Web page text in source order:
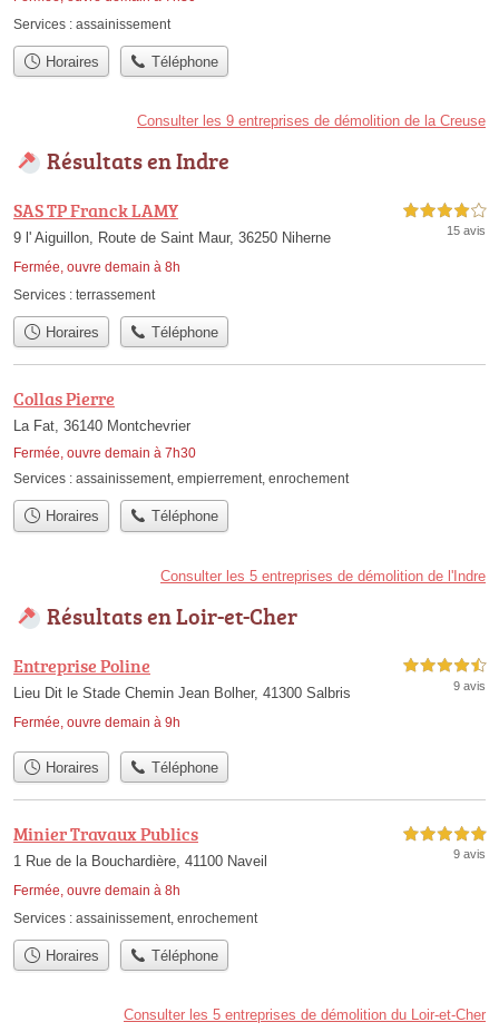
Services : assainissement
Horaires Téléphone
Consulter les 9 entreprises de démolition de la Creuse
Résultats en Indre
SAS TP Franck LAMY
9 l' Aiguillon, Route de Saint Maur, 36250 Niherne
Fermée, ouvre demain à 8h
4,0 étoiles sur 5
15 avis
Services : terrassement
Horaires Téléphone
Collas Pierre
La Fat, 36140 Montchevrier
Fermée, ouvre demain à 7h30
Services : assainissement, empierrement, enrochement
Horaires Téléphone
Consulter les 5 entreprises de démolition de l'Indre
Résultats en Loir-et-Cher
Entreprise Poline
Lieu Dit le Stade Chemin Jean Bolher, 41300 Salbris
Fermée, ouvre demain à 9h
4,5 étoiles sur 5
9 avis
Horaires Téléphone
Minier Travaux Publics
1 Rue de la Bouchardière, 41100 Naveil
Fermée, ouvre demain à 8h
5,0 étoiles sur 5
9 avis
Services : assainissement, enrochement
Horaires Téléphone
Consulter les 5 entreprises de démolition du Loir-et-Cher